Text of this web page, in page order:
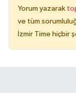
Yorum yazarak
ve tüm
İzmir Time hiçbir